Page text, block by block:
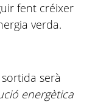
fent créixer
verda.
serà
energètica